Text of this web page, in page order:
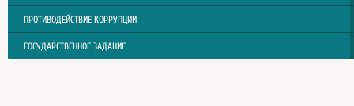
ПРОТИВОДЕЙСТВИЕ КОРРУПЦИИ
ГОСУДАРСТВЕННОЕ ЗАДАНИЕ